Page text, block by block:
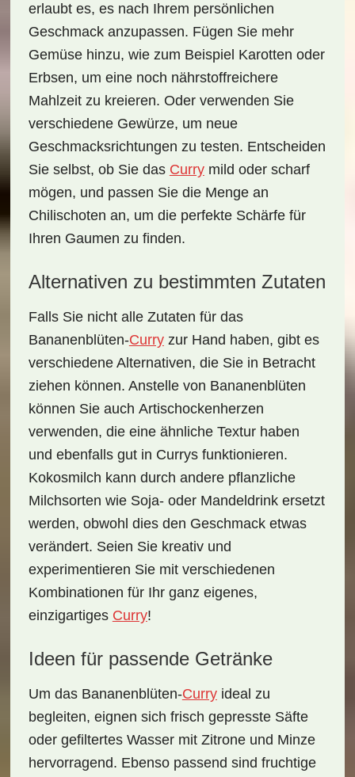
erlaubt es, es nach Ihrem persönlichen
Geschmack anzupassen. Fügen Sie mehr
Gemüse hinzu, wie zum Beispiel Karotten oder
Erbsen, um eine noch nährstoffreichere
Mahlzeit zu kreieren. Oder verwenden Sie
verschiedene Gewürze, um neue
Geschmacksrichtungen zu testen. Entscheiden
Sie selbst, ob Sie das Currymild oder scharf
mögen, und passen Sie die Menge an
Chilischoten an, um die perfekte Schärfe für
Ihren Gaumen zu finden.
Alternativen zu bestimmten Zutaten
Falls Sie nicht alle Zutaten für das
Bananenblüten-Curryzur Hand haben, gibt es
verschiedene Alternativen, die Sie in Betracht
ziehen können. Anstelle von Bananenblüten
können Sie auch Artischockenherzen
verwenden, die eine ähnliche Textur haben
und ebenfalls gut in Currys funktionieren.
Kokosmilch kann durch andere pflanzliche
Milchsorten wie Soja- oder Mandeldrink ersetzt
werden, obwohl dies den Geschmack etwas
verändert. Seien Sie kreativ und
experimentieren Sie mit verschiedenen
Kombinationen für Ihr ganz eigenes,
einzigartiges Curry!
Ideen für passende Getränke
Um das Bananenblüten-Curryideal zu
begleiten, eignen sich frisch gepresste Säfte
oder gefiltertes Wasser mit Zitrone und Minze
hervorragend. Ebenso passend sind fruchtige